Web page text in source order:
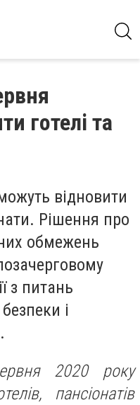
готелі та
відновити
Рішення про
обмежень
з питань
і
2020 року
пансіонатів